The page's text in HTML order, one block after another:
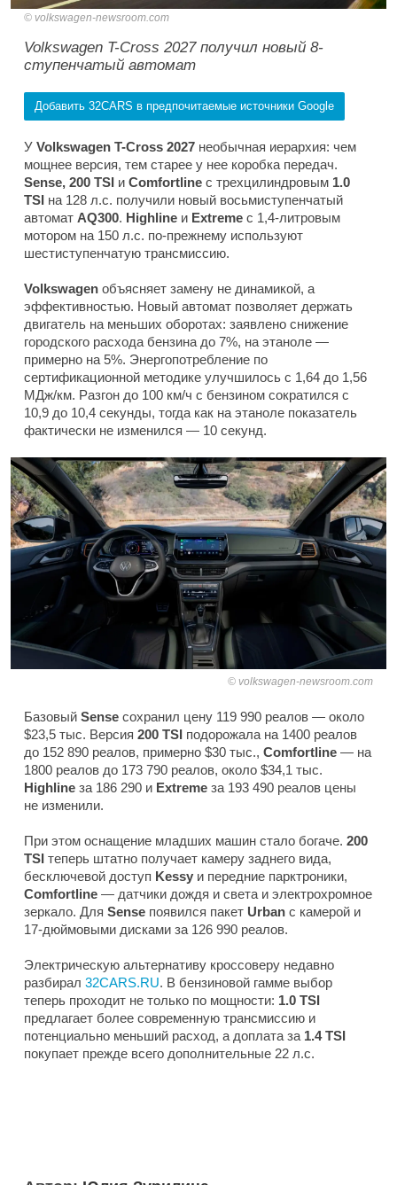
volkswagen-newsroom.com
Volkswagen T-Cross 2027 получил новый 8-
ступенчатый автомат
Добавить 32CARS в предпочитаемые источники Google
У Volkswagen T-Cross 2027 необычная иерархия: чем
мощнее версия, тем старее у нее коробка передач.
Sense, 200 TSI и Comfortline с трехцилиндровым 1.0
TSI на 128 л.с. получили новый восьмиступенчатый
автомат AQ300. Highline и Extreme с 1,4-литровым
мотором на 150 л.с. по-прежнему используют
шестиступенчатую трансмиссию.
Volkswagen объясняет замену не динамикой, а
эффективностью. Новый автомат позволяет держать
двигатель на меньших оборотах: заявлено снижение
городского расхода бензина до 7%, на этаноле —
примерно на 5%. Энергопотребление по
сертификационной методике улучшилось с 1,64 до 1,56
МДж/км. Разгон до 100 км/ч с бензином сократился с
10,9 до 10,4 секунды, тогда как на этаноле показатель
фактически не изменился — 10 секунд.
volkswagen-newsroom.com
Базовый Sense сохранил цену 119 990 реалов — около
$23,5 тыс. Версия 200 TSI подорожала на 1400 реалов
до 152 890 реалов, примерно $30 тыс., Comfortline — на
1800 реалов до 173 790 реалов, около $34,1 тыс.
Highline за 186 290 и Extreme за 193 490 реалов цены
не изменили.
При этом оснащение младших машин стало богаче. 200
TSI теперь штатно получает камеру заднего вида,
бесключевой доступ Kessy и передние парктроники,
Comfortline — датчики дождя и света и электрохромное
зеркало. Для Sense появился пакет Urban с камерой и
17-дюймовыми дисками за 126 990 реалов.
Электрическую альтернативу кроссоверу недавно
разбирал 32CARS.RU. В бензиновой гамме выбор
теперь проходит не только по мощности: 1.0 TSI
предлагает более современную трансмиссию и
потенциально меньший расход, а доплата за 1.4 TSI
покупает прежде всего дополнительные 22 л.с.